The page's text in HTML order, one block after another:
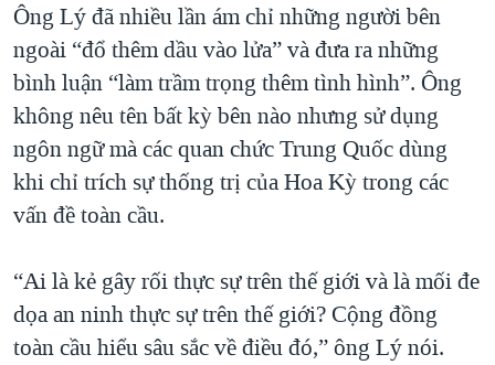
Ông Lý đã nhiều lần ám chỉ những người bên
ngoài “đổ thêm dầu vào lửa” và đưa ra những
bình luận “làm trầm trọng thêm tình hình”. Ông
không nêu tên bất kỳ bên nào nhưng sử dụng
ngôn ngữ mà các quan chức Trung Quốc dùng
khi chỉ trích sự thống trị của Hoa Kỳ trong các
vấn đề toàn cầu.
“Ai là kẻ gây rối thực sự trên thế giới và là mối đe
dọa an ninh thực sự trên thế giới? Cộng đồng
toàn cầu hiểu sâu sắc về điều đó,” ông Lý nói.